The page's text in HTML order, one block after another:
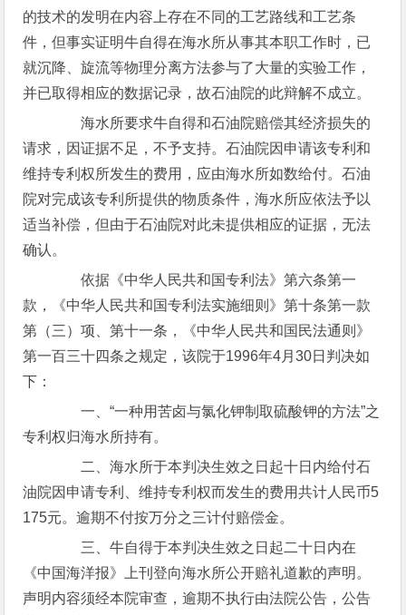
的技术的发明在内容上存在不同的工艺路线和工艺条
件，但事实证明牛自得在海水所从事其本职工作时，已
就沉降、旋流等物理分离方法参与了大量的实验工作，
并已取得相应的数据记录，故石油院的此辩解不成立。
海水所要求牛自得和石油院赔偿其经济损失的
请求，因证据不足，不予支持。石油院因申请该专利和
维持专利权所发生的费用，应由海水所如数给付。石油
院对完成该专利所提供的物质条件，海水所应依法予以
适当补偿，但由于石油院对此未提供相应的证据，无法
确认。
依据《中华人民共和国专利法》第六条第一
款，《中华人民共和国专利法实施细则》第十条第一款
第（三）项、第十一条，《中华人民共和国民法通则》
第一百三十四条之规定，该院于1996年4月30日判决如
下：
一、“一种用苦卤与氯化钾制取硫酸钾的方法”之
专利权归海水所持有。
二、海水所于本判决生效之日起十日内给付石
油院因申请专利、维持专利权而发生的费用共计人民币5
175元。逾期不付按万分之三计付赔偿金。
三、牛自得于本判决生效之日起二十日内在
《中国海洋报》上刊登向海水所公开赔礼道歉的声明。
声明内容须经本院审查，逾期不执行由法院公告，公告